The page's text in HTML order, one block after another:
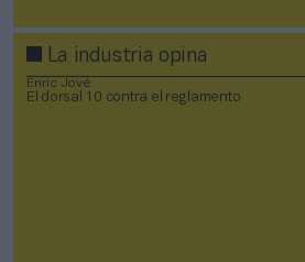
La industria opina
Enric Jové
El dorsal 10 contra el reglamento